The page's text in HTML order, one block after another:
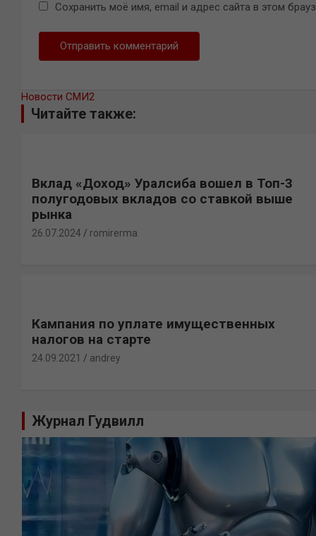
Сохранить моё имя, email и адрес сайта в этом
Новости СМИ2
Читайте также:
Вклад «Доход» Уралсиба вошел в Топ-3
полугодовых вкладов со ставкой выше
рынка
26.07.2024 romirerma
Кампания по уплате имущественных
налогов на старте
24.09.2021 andrey
Журнал Гудвилл